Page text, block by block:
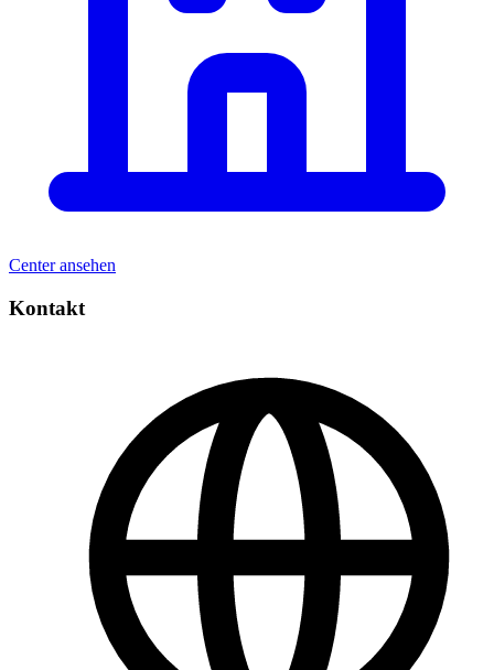
Center ansehen
Kontakt